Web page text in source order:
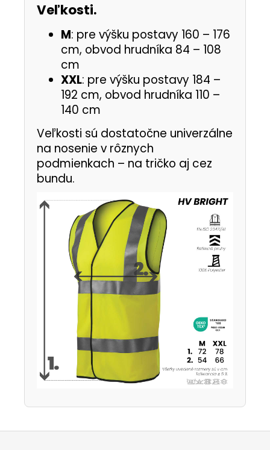
Veľkosti.
M: pre výšku postavy 160 – 176
cm, obvod hrudníka 84 – 108
cm
XXL: pre výšku postavy 184 –
192 cm, obvod hrudníka 110 –
140 cm
Veľkosti sú dostatočne univerzálne
na nosenie v rôznych
podmienkach – na tričko aj cez
bundu.
Z